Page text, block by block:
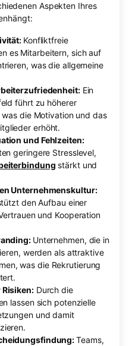
Aspekten Ihres
Konfliktfreie
es Mitarbeitern, sich auf
was die allgemeine
Ein
führt zu höherer
die Motivation und das
erhöht.
und Fehlzeiten:
geringere Stresslevel,
stärkt und
Unternehmenskultur:
den Aufbau einer
und Kooperation
Unternehmen, die in
werden als attraktive
was die Rekrutierung
Durch die
lassen sich potenzielle
und damit
Teams,